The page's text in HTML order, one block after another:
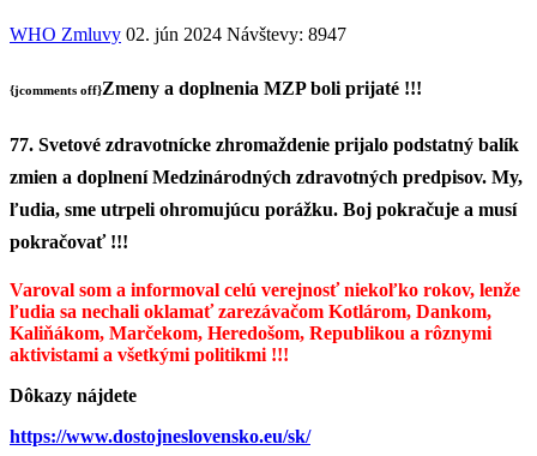
WHO Zmluvy 02. jún 2024 Návštevy: 8947
{jcomments off}Zmeny a doplnenia MZP boli prijaté !!!
77. Svetové zdravotnícke zhromaždenie prijalo podstatný balík
zmien a doplnení Medzinárodných zdravotných predpisov. My,
ľudia, sme utrpeli ohromujúcu porážku. Boj pokračuje a musí
pokračovať !!!
Varoval som a informoval celú verejnosť niekoľko rokov, lenže
ľudia sa nechali oklamať zarezávačom Kotlárom, Dankom,
Kaliňákom, Marčekom, Heredošom, Republikou a rôznymi
aktivistami a všetkými politikmi !!!
Dôkazy nájdete
https://www.dostojneslovensko.eu/sk/